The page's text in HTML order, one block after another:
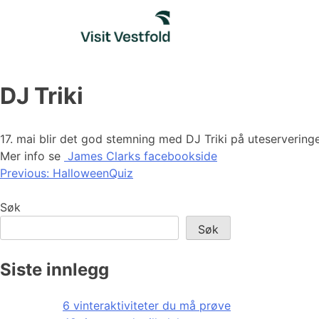
DJ Triki
17. mai blir det god stemning med DJ Triki på
Mer info se James Clarks facebookside
Innleggsnavigasjon
Previous: HalloweenQuiz
Søk
Søk
Siste innlegg
6 vinteraktiviteter du må prøve